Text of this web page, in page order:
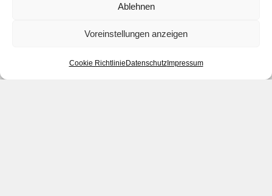
Ablehnen
Voreinstellungen anzeigen
Cookie Richtlinie DatenschutzImpressum